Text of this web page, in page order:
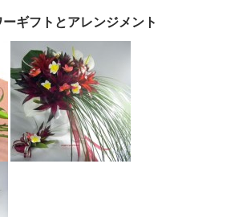
ギフトとアレンジメント